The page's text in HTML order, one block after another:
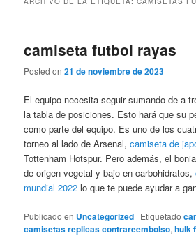
camiseta futbol rayas
Posted on21 de noviembre de 2023
El equipo necesita seguir sumando de a
la tabla de posiciones. Esto hará que su
como parte del equipo. Es uno de los
torneo al lado de Arsenal,camiseta de
Tottenham Hotspur. Pero además, el
de origen vegetal y bajo en carbohidratos,
mundial 2022 lo que te puede ayudar a
Publicado en Uncategorized | Etiquetado
camisetas replicas contrareembolso,hulk